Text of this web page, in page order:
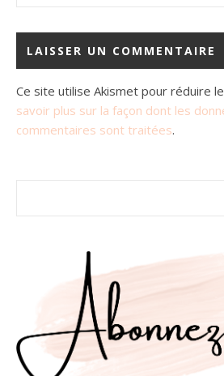
Ce site utilise Akismet pour réduire
savoir plus sur la façon dont les
commentaires sont traitées.